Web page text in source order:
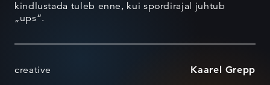
kindlustada tuleb enne, kui spordirajal juhtub
„ups“.
creative Kaarel Grepp